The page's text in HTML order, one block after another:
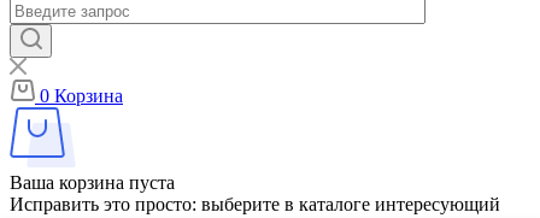
0 Корзина
Ваша корзина пуста
Исправить это просто: выберите в каталоге интересующий